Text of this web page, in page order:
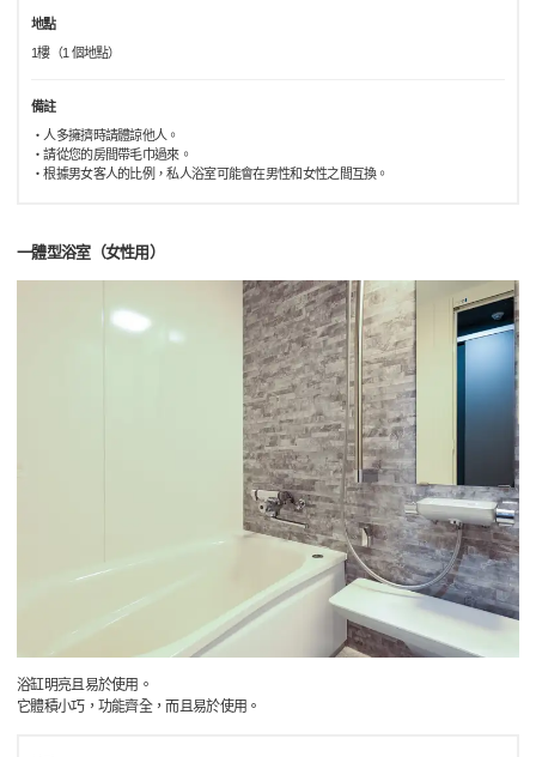
地點
1樓（1 個地點）
備註
・人多擁擠時請體諒他人。
・請從您的房間帶毛巾過來。
・根據男女客人的比例，私人浴室可能會在男性和女性之間互換。
一體型浴室（女性用）
浴缸明亮且易於使用。
它體積小巧，功能齊全，而且易於使用。